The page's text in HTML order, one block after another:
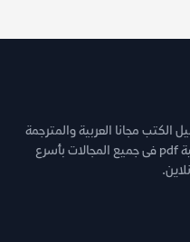
الكتب مجانا العربية والمترجمة
والروايات والقصص وغيرها من كتب مجانية pdf فى جميع المجالات بأسرع